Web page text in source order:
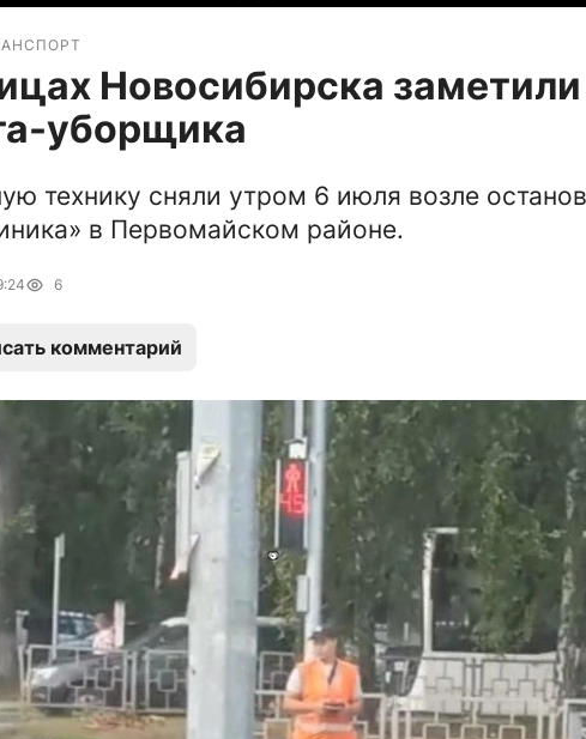
Новосибирска заметили
уборщика
технику сняли утром 6 июля возле
в Первомайском районе.
6
комментарий